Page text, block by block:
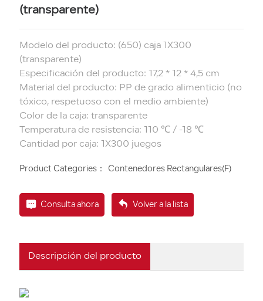
(transparente)
Modelo del producto: (650) caja 1X300
(transparente)
Especificación del producto: 17,2 * 12 * 4,5 cm
Material del producto: PP de grado alimenticio (no
tóxico, respetuoso con el medio ambiente)
Color de la caja: transparente
Temperatura de resistencia: 110 ℃ / -18 ℃
Product Categories： Contenedores Rectangulares(F)
Consulta ahora Volver a la lista
Descripción del producto